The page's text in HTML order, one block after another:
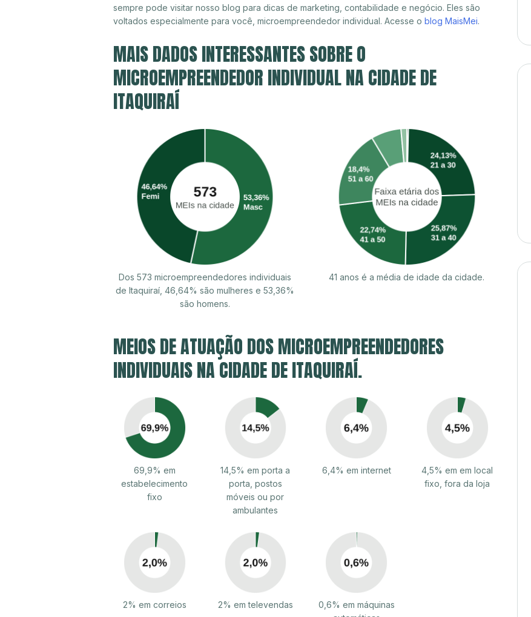
sempre pode visitar nosso blog para dicas de marketing, contabilidade e negócio. Eles são
voltados especialmente para você, microempreendedor individual. Acesse o blog MaisMei.
MAIS DADOS INTERESSANTES SOBRE O
MICROEMPREENDEDOR INDIVIDUAL NA CIDADE DE
ITAQUIRAÍ
Dos 573 microempreendedores individuais
de Itaquiraí, 46,64% são mulheres e 53,36%
são homens.
41 anos é a média de idade da cidade.
MEIOS DE ATUAÇÃO DOS MICROEMPREENDEDORES
INDIVIDUAIS NA CIDADE DE ITAQUIRAÍ.
69,9% em
estabelecimento
fixo
14,5% em porta a
porta, postos
móveis ou por
ambulantes
6,4% em internet
4,5% em em local
fixo, fora da loja
2% em correios 2% em televendas
0,6% em máquinas